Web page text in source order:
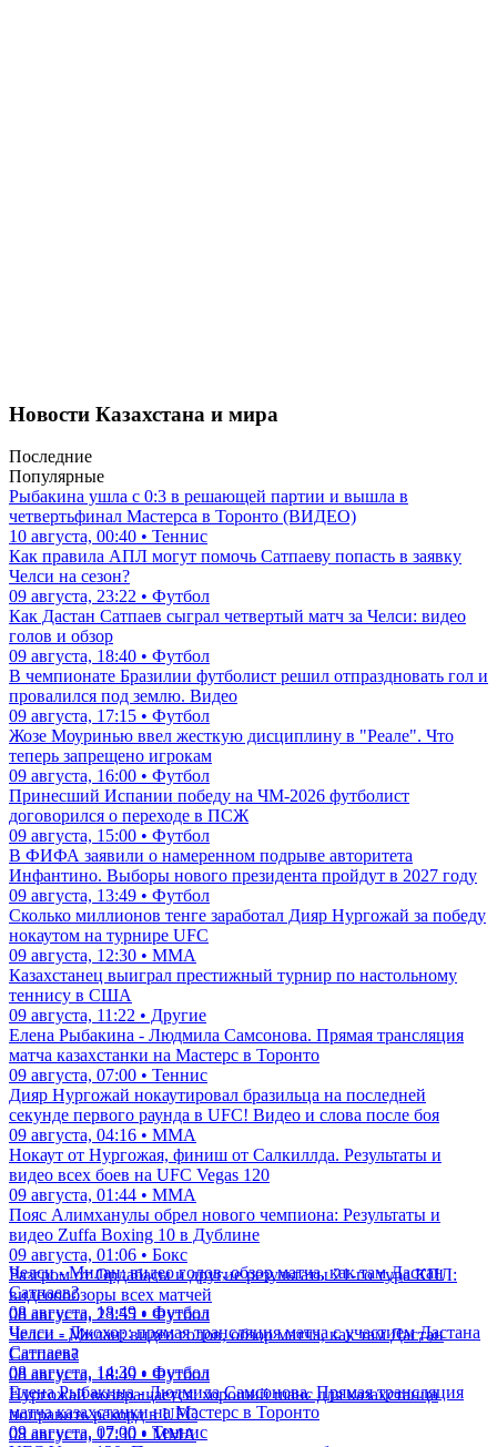
Новости Казахстана и мира
Последние
Популярные
Рыбакина ушла с 0:3 в решающей партии и вышла в
четвертьфинал Мастерса в Торонто (ВИДЕО)
10 августа, 00:40 • Теннис
Как правила АПЛ могут помочь Сатпаеву попасть в заявку
Челси на сезон?
09 августа, 23:22 • Футбол
Как Дастан Сатпаев сыграл четвертый матч за Челси: видео
голов и обзор
09 августа, 18:40 • Футбол
В чемпионате Бразилии футболист решил отпраздновать гол и
провалился под землю. Видео
09 августа, 17:15 • Футбол
Жозе Моуринью ввел жесткую дисциплину в "Реале". Что
теперь запрещено игрокам
09 августа, 16:00 • Футбол
Принесший Испании победу на ЧМ-2026 футболист
договорился о переходе в ПСЖ
09 августа, 15:00 • Футбол
В ФИФА заявили о намеренном подрыве авторитета
Инфантино. Выборы нового президента пройдут в 2027 году
09 августа, 13:49 • Футбол
Сколько миллионов тенге заработал Дияр Нургожай за победу
нокаутом на турнире UFC
09 августа, 12:30 • ММА
Казахстанец выиграл престижный турнир по настольному
теннису в США
09 августа, 11:22 • Другие
Елена Рыбакина - Людмила Самсонова. Прямая трансляция
матча казахстанки на Мастерс в Торонто
09 августа, 07:00 • Теннис
Дияр Нургожай нокаутировал бразильца на последней
секунде первого раунда в UFC! Видео и слова после боя
09 августа, 04:16 • ММА
Нокаут от Нургожая, финиш от Салкиллда. Результаты и
видео всех боев на UFC Vegas 120
09 августа, 01:44 • ММА
Пояс Алимханулы обрел нового чемпиона: Результаты и
видео Zuffa Boxing 10 в Дублине
09 августа, 01:06 • Бокс
Разгром от Ордабасы и другие результаты 21-го тура КПЛ:
видеоообзоры всех матчей
08 августа, 23:55 • Футбол
Челси - Милан: видео голов, обзор матча, как там Дастан
Сатпаев?
08 августа, 18:49 • Футбол
Нургожай возвращается: хороший шанс для казахстанца
поправить рекорд в UFC
08 августа, 17:30 • ММА
Челси - Милан: видео голов, обзор матча, как там Дастан
Сатпаев?
08 августа, 18:49 • Футбол
Челси - Джохор: прямая трансляция матча с участием Дастана
Сатпаева
08 августа, 14:30 • Футбол
Елена Рыбакина - Людмила Самсонова. Прямая трансляция
матча казахстанки на Мастерс в Торонто
09 августа, 07:00 • Теннис